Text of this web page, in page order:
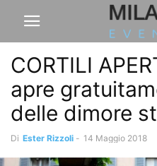
CORTILI
apre
delle dimore
Di Ester Rizzoli - 14 Maggio 2018